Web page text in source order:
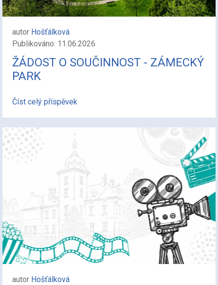
autor Hošťálková
Publikováno: 11.06.2026
ŽÁDOST O SOUČINNOST - ZÁMECKÝ
PARK
Číst celý příspěvek
autor Hošťálková